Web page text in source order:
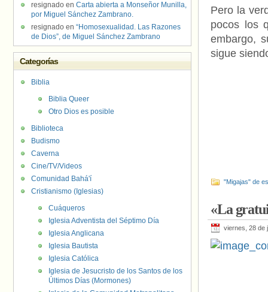
Pero la
pocos los
embargo,
sigue
"Migajas" de
«La
viernes, 28 de
resignado en Carta abierta a Monseñor Munilla,
por Miguel Sánchez Zambrano.
resignado en “Homosexualidad. Las Razones
de Dios”, de Miguel Sánchez Zambrano
Categorías
Biblia
Biblia Queer
Otro Dios es posible
Biblioteca
Budismo
Caverna
Cine/TV/Videos
Comunidad Bahá'í
Cristianismo (Iglesias)
Cuáqueros
Iglesia Adventista del Séptimo Día
Iglesia Anglicana
Iglesia Bautista
Iglesia Católica
Iglesia de Jesucristo de los Santos de los
Últimos Días (Mormones)